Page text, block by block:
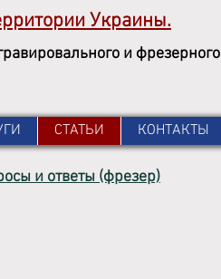
Украины.
и фрезерного
СТАТЬИ КОНТАКТЫ
и ответы (фрезер)